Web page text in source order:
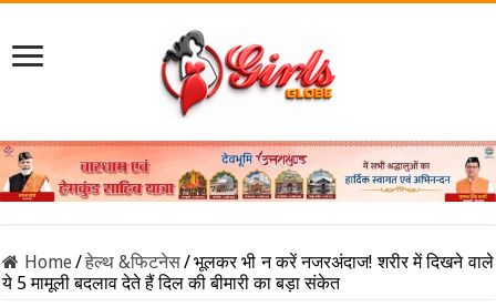
Home/हेल्थ &फिटनेस/भूलकर भी न करें नजरअंदाज! शरीर में दिखने वाले
ये 5 मामूली बदलाव देते हैं दिल की बीमारी का बड़ा संकेत